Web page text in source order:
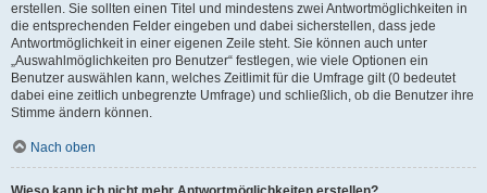
erstellen. Sie sollten einen Titel und mindestens zwei Antwortmöglichkeiten in
die entsprechenden Felder eingeben und dabei sicherstellen, dass jede
Antwortmöglichkeit in einer eigenen Zeile steht. Sie können auch unter
„Auswahlmöglichkeiten pro Benutzer“ festlegen, wie viele Optionen ein
Benutzer auswählen kann, welches Zeitlimit für die Umfrage gilt (0 bedeutet
dabei eine zeitlich unbegrenzte Umfrage) und schließlich, ob die Benutzer ihre
Stimme ändern können.
Nach oben